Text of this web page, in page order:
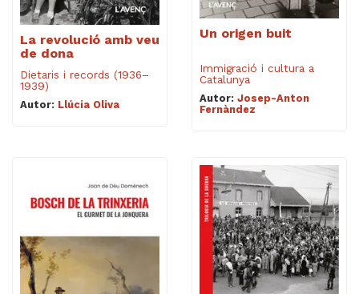
La revolució amb veu
de dona
Dietaris i records (1936–
1939)
Autor: Llúcia Oliva
Un origen buit
Immigració i cultura a
Catalunya
Autor: Josep-Anton
Fernàndez